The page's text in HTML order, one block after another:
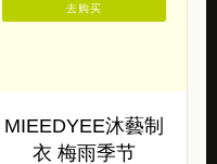
MIEEDYEE沐藝制
衣 梅雨季节
去购买